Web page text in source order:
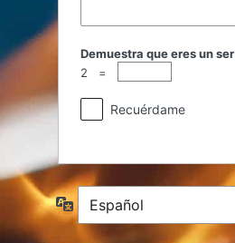
Demuestra que eres un
2 =
Recuérdame
Idioma